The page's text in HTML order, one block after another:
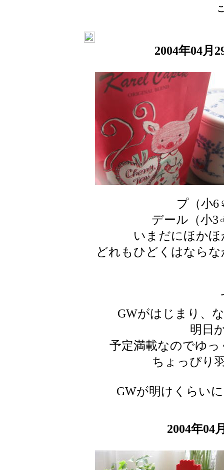
2004年04月
プ（小
デール（小
いまだにほか
どれもひどくはなら
GWがはじまり、
明日
予定満載なのでゆ
ちょっぴり
GWが明けくらい
2004年04